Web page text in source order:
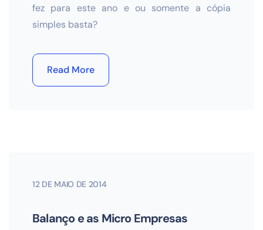
fez para este ano e ou somente a cópia
simples basta?
Read More
12 DE MAIO DE 2014
Balanço e as Micro Empresas